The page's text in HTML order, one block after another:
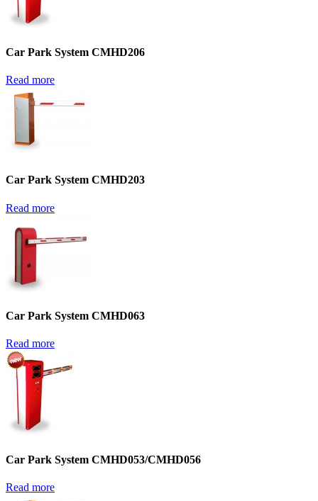
Car Park System CMHD206
Read more
Car Park System CMHD203
Read more
Car Park System CMHD063
Read more
Car Park System CMHD053/CMHD056
Read more